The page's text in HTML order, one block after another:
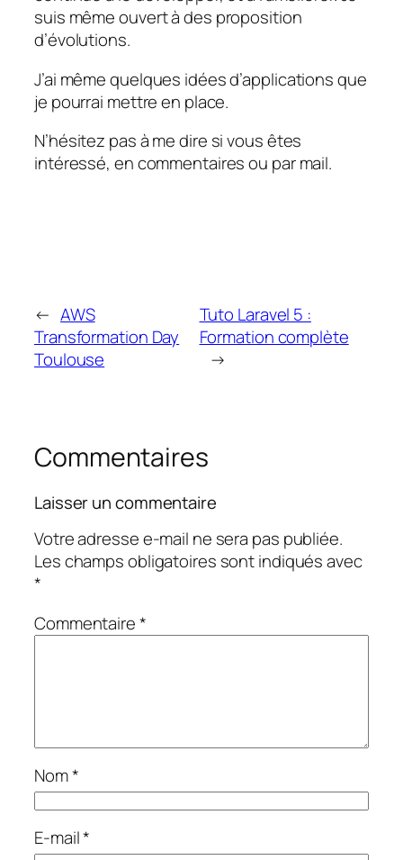
suis même ouvert à des proposition
d’évolutions.
J’ai même quelques idées d’applications que
je pourrai mettre en place.
N’hésitez pas à me dire si vous êtes
intéressé, en commentaires ou par mail.
← AWS
Transformation Day
Toulouse
Tuto Laravel 5 :
Formation complète
→
Commentaires
Laisser un commentaire
Votre adresse e-mail ne sera pas publiée.
Les champs obligatoires sont indiqués avec
*
Commentaire*
Nom*
E-mail*